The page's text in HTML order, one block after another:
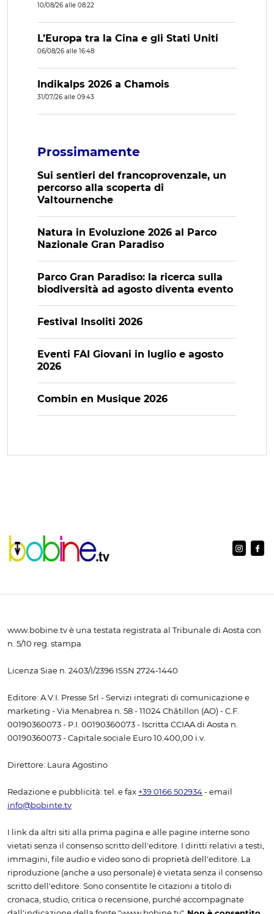
10/08/26 alle 08:22
L’Europa tra la Cina e gli Stati Uniti
06/08/26 alle 16:48
Indikalps 2026 a Chamois
31/07/26 alle 09:43
Prossimamente
Sui sentieri del francoprovenzale, un
percorso alla scoperta di
Valtournenche
Natura in Evoluzione 2026 al Parco
Nazionale Gran Paradiso
Parco Gran Paradiso: la ricerca sulla
biodiversità ad agosto diventa evento
Festival Insoliti 2026
Eventi FAI Giovani in luglio e agosto
2026
Combin en Musique 2026
www.bobine.tv è una testata registrata al Tribunale di Aosta con
n. 5/10 reg. stampa
Licenza Siae n. 2403/I/2396 ISSN 2724-1440
Editore: A.V.I. Presse Srl - Servizi integrati di comunicazione e
marketing - Via Menabrea n. 58 - 11024 Châtillon (AO) - C.F.
00190360073 - P.I. 00190360073 - Iscritta CCIAA di Aosta n.
00190360073 - Capitale sociale Euro 10.400,00 i.v.
Direttore: Laura Agostino
Redazione e pubblicità: tel. e fax +39 0166 502934 - email
info@bobinte.tv
I link da altri siti alla prima pagina e alle pagine interne sono
vietati senza il consenso scritto dell'editore. I diritti relativi a testi,
immagini, file audio e video sono di proprietà dell'editore. La
riproduzione (anche a uso personale) è vietata senza il consenso
scritto dell'editore. Sono consentite le citazioni a titolo di
cronaca, studio, critica o recensione, purché accompagnate